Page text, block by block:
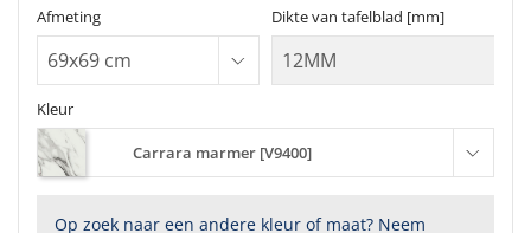
Kleur
Carrara marmer [V9400]
Op zoek naar een andere kleur of maat? Neem
Afmeting Dikte van tafelblad [mm]